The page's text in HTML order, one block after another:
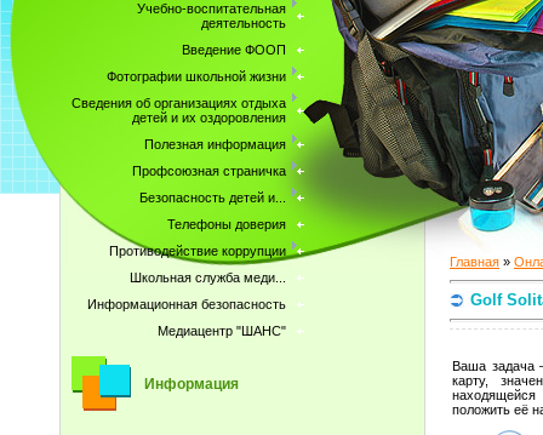
Учебно-воспитательная
деятельность
Введение ФООП
Фотографии школьной жизни
Сведения об организациях отдыха
детей и их оздоровления
Полезная информация
Профсоюзная страничка
Безопасность детей и...
Телефоны доверия
Противодействие коррупции
Школьная служба меди...
Информационная безопасность
Медиацентр "ШАНС"
Информация
Главная »
Golf
Ваша задача
карту,
положить её